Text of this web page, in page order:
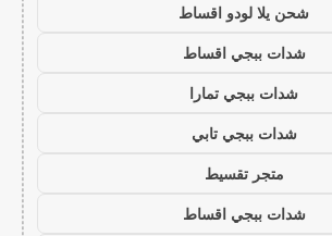
شحن يلا لودو اقساط
شدات ببجي اقساط
شدات ببجي تمارا
شدات ببجي تابي
متجر تقسيط
شدات ببجي اقساط